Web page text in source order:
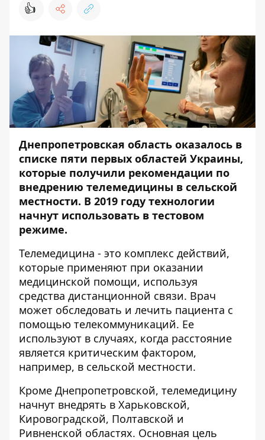
👍
Днепропетровская область оказалось в
списке пяти первых областей Украины,
которые получили рекомендации по
внедрению телемедицины в сельской
местности. В 2019 году технологии
начнут использовать в тестовом
режиме.
Телемедицина - это комплекс действий,
которые применяют при оказании
медицинской помощи, используя
средства дистанционной связи. Врач
может обследовать и лечить пациента с
помощью телекоммуникаций. Ее
используют в случаях, когда расстояние
является критическим фактором,
например, в сельской местности.
Кроме Днепропетровской, телемедицину
начнут внедрять в Харьковской,
Кировоградской, Полтавской и
Ривненской областях. Основная цель